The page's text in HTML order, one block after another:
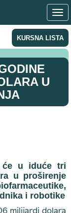
KURSNA LISTA
ulaže 206 milijardi
U
će u iduće tri
u proširenje
i robotike